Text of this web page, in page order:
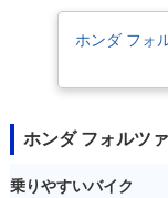
ホンダ フォ
ホンダ フォルツ
乗りやすいバイク